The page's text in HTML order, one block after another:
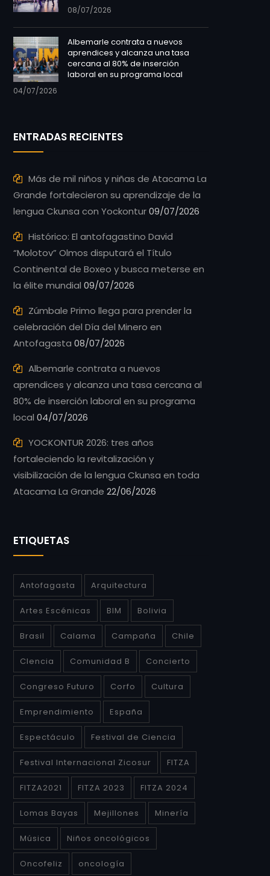
08/07/2026
Albemarle contrata a nuevos
aprendices y alcanza una tasa
cercana al 80% de inserción
laboral en su programa local
04/07/2026
ENTRADAS RECIENTES
Más de mil niños y niñas de Atacama La
Grande fortalecieron su aprendizaje de la
lengua Ckunsa con Yockontur09/07/2026
Histórico: El antofagastino David
“Molotov” Olmos disputará el Título
Continental de Boxeo y busca meterse en
la élite mundial 09/07/2026
Zúmbale Primo llega para prender la
celebración del Día del Minero en
Antofagasta 08/07/2026
Albemarle contrata a nuevos
aprendices y alcanza una tasa cercana al
80% de inserción laboral en su programa
local 04/07/2026
YOCKONTUR 2026: tres años
fortaleciendo la revitalización y
visibilización de la lengua Ckunsa en toda
Atacama La Grande 22/06/2026
ETIQUETAS
Antofagasta Arquitectura
Artes Escénicas BIM Bolivia
Brasil Calama Campaña Chile
CIencia Comunidad B Concierto
Congreso Futuro Corfo Cultura
Emprendimiento España
Espectáculo Festival de Ciencia
Festival Internacional Zicosur FITZA
FITZA2021 FITZA 2023 FITZA 2024
Lomas Bayas Mejillones Minería
Música Niños oncológicos
Oncofeliz oncología